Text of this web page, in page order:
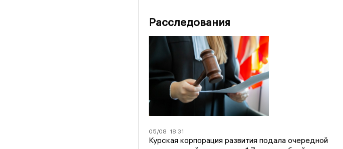
Расследования
05/08 18:31
Курская корпорация развития подала очередной